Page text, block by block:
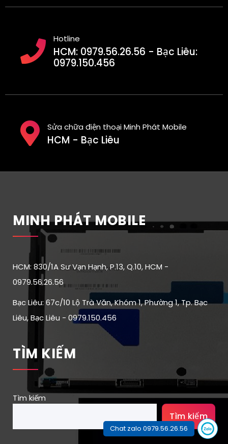
Hotline
HCM: 0979.56.26.56 - Bạc Liêu:
0979.150.456
Sửa chữa điện thoại Minh Phát Mobile
HCM - Bạc Liêu
MINH PHÁT MOBILE
HCM: 830/1A Sư Vạn Hạnh, P.13, Q.10, HCM -
0979.56.26.56
Bạc Liêu: 67c/10 Lộ Trà Văn, Khóm 1, Phường 1, Tp. Bạc
Liêu, Bạc Liêu - 0979.150.456
TÌM KIẾM
Tìm kiếm
Tìm kiếm
Chat zalo 0979.56.26.56